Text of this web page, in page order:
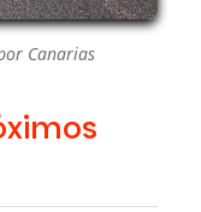
Canarias